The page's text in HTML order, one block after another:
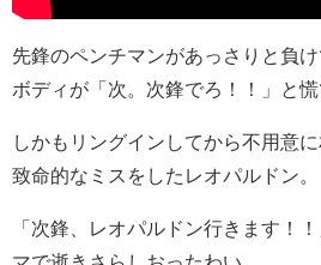
先鋒のペンチマンがあっさりと負
ボディが「次。次鋒でろ！！」と慌
しかもリングインしてから不用意
致命的なミスをしたレオパルドン。
「次鋒、レオパルドン行きます！
マで逝きさらしおったわい。